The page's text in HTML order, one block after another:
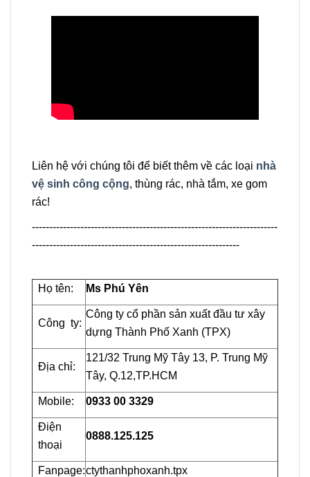
Liên hệ với chúng tôi để biết thêm về các loại nhà
vệ sinh công cộng, thùng rác, nhà tắm, xe gom
rác!
-----------------------------------------------------------------------
------------------------------------------------------------
Họ tên: Ms Phú Yên
Công ty:
Công ty cổ phần sản xuất đầu tư xây
dựng Thành Phố Xanh (TPX)
Địa chỉ:
121/32 Trung Mỹ Tây 13, P. Trung Mỹ
Tây, Q.12,TP.HCM
Mobile: 0933 00 3329
Điện
thoại
0888.125.125
Fanpage:ctythanhphoxanh.tpx